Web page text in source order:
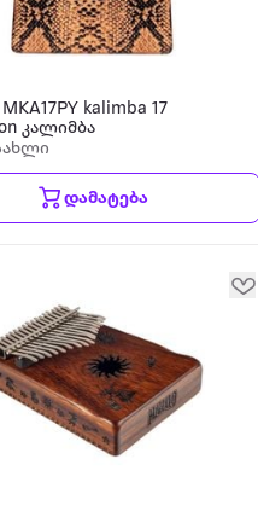
kalimba 17
კალიმბა
დამატება